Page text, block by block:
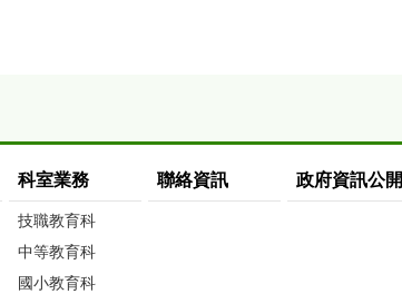
科室業務
技職教育科
中等教育科
國小教育科
聯絡資訊 政府資訊公開